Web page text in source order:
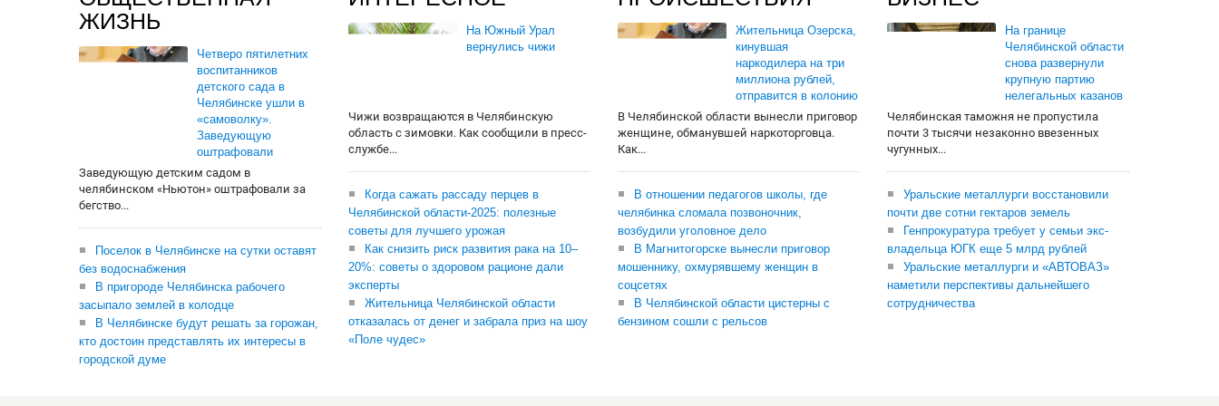
ЖИЗНЬ
Четверо пятилетних
воспитанников
детского сада в
Челябинске ушли в
«самоволку».
Заведующую
оштрафовали
Заведующую детским садом в
челябинском «Ньютон» оштрафовали за
бегство...
Поселок в Челябинске на сутки оставят
без водоснабжения
В пригороде Челябинска рабочего
засыпало землей в колодце
В Челябинске будут решать за горожан,
кто достоин представлять их интересы в
городской думе
На Южный Урал
вернулись чижи
Чижи возвращаются в Челябинскую
область с зимовки. Как сообщили в пресс-
службе...
Когда сажать рассаду перцев в
Челябинской области-2025: полезные
советы для лучшего урожая
Как снизить риск развития рака на 10–
20%: советы о здоровом рационе дали
эксперты
Жительница Челябинской области
отказалась от денег и забрала приз на шоу
«Поле чудес»
Жительница Озерска,
кинувшая
наркодилера на три
миллиона рублей,
отправится в колонию
В Челябинской области вынесли приговор
женщине, обманувшей наркоторговца.
Как...
В отношении педагогов школы, где
челябинка сломала позвоночник,
возбудили уголовное дело
В Магнитогорске вынесли приговор
мошеннику, охмурявшему женщин в
соцсетях
В Челябинской области цистерны с
бензином сошли с рельсов
На границе
Челябинской области
снова развернули
крупную партию
нелегальных казанов
Челябинская таможня не пропустила
почти 3 тысячи незаконно ввезенных
чугунных...
Уральские металлурги восстановили
почти две сотни гектаров земель
Генпрокуратура требует у семьи экс-
владельца ЮГК еще 5 млрд рублей
Уральские металлурги и «АВТОВАЗ»
наметили перспективы дальнейшего
сотрудничества